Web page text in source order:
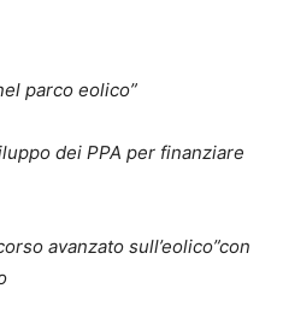
parco eolico”
dei PPA per finanziare
avanzato sull’eolico”con